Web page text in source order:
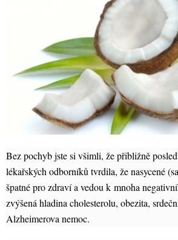
Bez pochyb jste si všimli, že přibližně
lékařských odborníků tvrdila, že nasycené
špatné pro zdraví a vedou k mnoha
zvýšená hladina cholesterolu, obezita,
Alzheimerova nemoc.